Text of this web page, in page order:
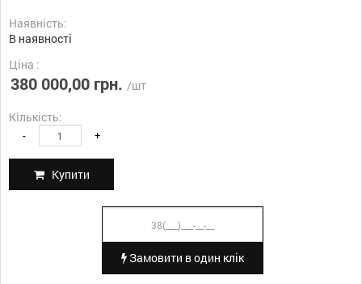
Наявність:
В наявності
Ціна :
380 000,00 грн. /шт
Кількість:
- +
Купити
Замовити в один клік